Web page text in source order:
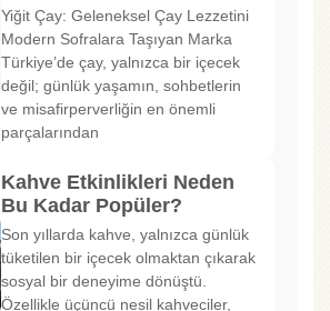
Yiğit Çay: Geleneksel Çay Lezzetini
Modern Sofralara Taşıyan Marka
Türkiye’de çay, yalnızca bir içecek
değil; günlük yaşamın, sohbetlerin
ve misafirperverliğin en önemli
parçalarından
Kahve Etkinlikleri Neden
Bu Kadar Popüler?
Son yıllarda kahve, yalnızca günlük
tüketilen bir içecek olmaktan çıkarak
sosyal bir deneyime dönüştü.
Özellikle üçüncü nesil kahveciler,